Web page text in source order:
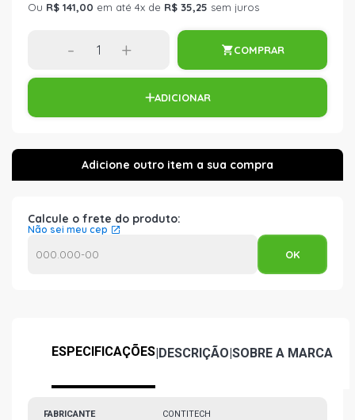
Ou R$ 141,00 em até 4x de R$ 35,25 sem juros
- + COMPRAR
ADICIONAR
Calcule o frete do produto:
Não sei meu cep
ESPECIFICAÇÕES|DESCRIÇÃO|SOBRE A MARCA
FABRICANTE CONTITECH